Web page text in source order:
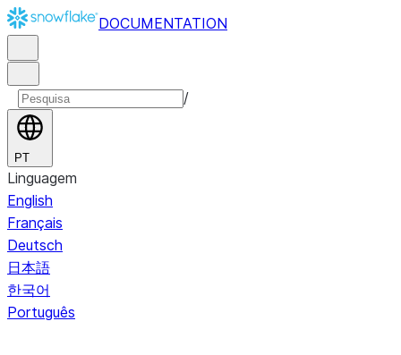
DOCUMENTATION
/
PT
Linguagem
English
Français
Deutsch
日本語
한국어
Português